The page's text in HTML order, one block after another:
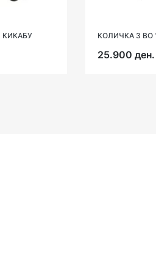
КИКАБУ КОЛИЧКА 3 ВО
25.900 ден.